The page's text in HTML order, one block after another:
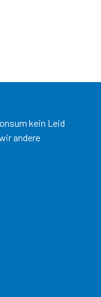
kein Leid
andere